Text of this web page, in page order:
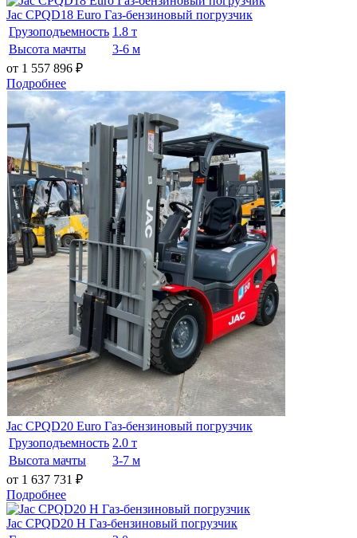
Jac CPQD18 Euro Газ-бензиновый погрузчик
Грузоподъемность 1.8 т
Высота мачты
3-6 м
от 1 557 896 ₽
Подробнее
Jac CPQD20 Euro Газ-бензиновый погрузчик
Грузоподъемность 2.0 т
Высота мачты
3-7 м
от 1 637 731 ₽
Подробнее
Jac CPQD20 H Газ-бензиновый погрузчик